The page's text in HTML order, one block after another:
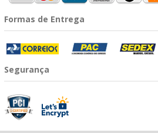
Formas de Entrega
Segurança